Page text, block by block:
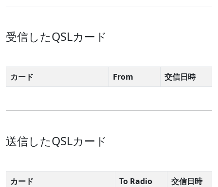
受信したQSLカード
カード From 交信日時
送信したQSLカード
カード To Radio
交信日時